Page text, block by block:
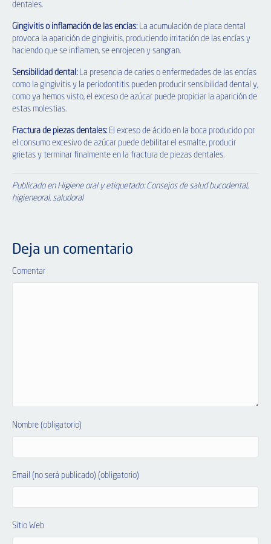
dentales.
Gingivitis o inflamación de las encías: La acumulación de placa dental
provoca la aparición de gingivitis, produciendo irritación de las encías y
haciendo que se inflamen, se enrojecen y sangran.
Sensibilidad dental: La presencia de caries o enfermedades de las encías
como la gingivitis y la periodontitis pueden producir sensibilidad dental y,
como ya hemos visto, el exceso de azúcar puede propiciar la aparición de
estas molestias.
Fractura de piezas dentales:El exceso de ácido en la boca producido por
el consumo excesivo de azúcar puede debilitar el esmalte, producir
grietas y terminar finalmente en la fractura de piezas dentales.
Publicado en Higiene oraly etiquetado:Consejos de salud bucodental,
higieneoral, saludoral
Deja un comentario
Comentar
Nombre (obligatorio)
Email (no será publicado) (obligatorio)
Sitio Web